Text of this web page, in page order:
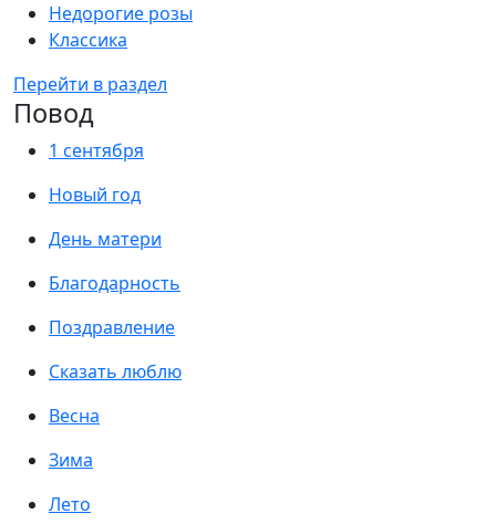
Недорогие розы
Классика
Перейти в раздел
Повод
1 сентября
Новый год
День матери
Благодарность
Поздравление
Сказать люблю
Весна
Зима
Лето